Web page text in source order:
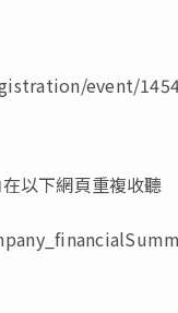
event/
以下網頁重複收聽